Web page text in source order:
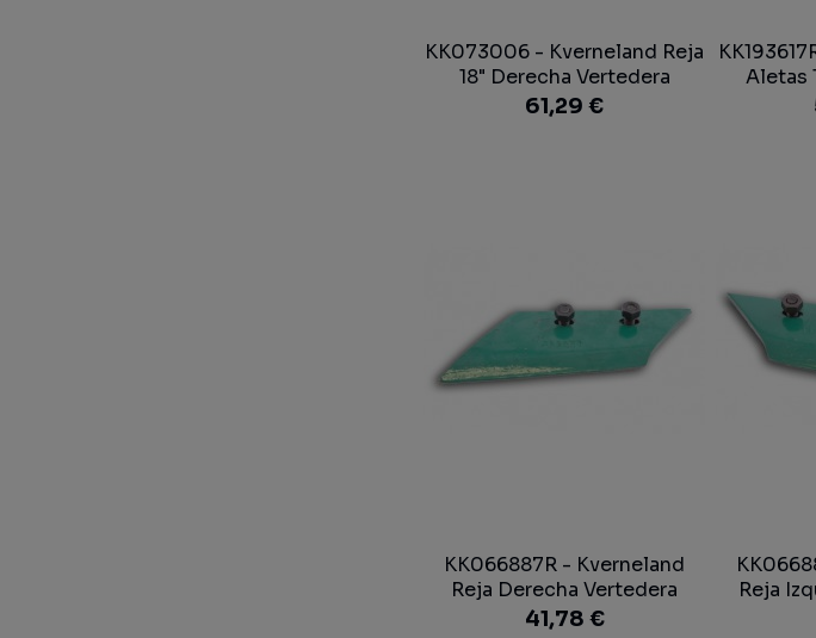
KK073006 - Kverneland Reja
18" Derecha Vertedera
61,29 €
Aletas
KK066887R - Kverneland
Reja Derecha Vertedera
41,78 €
Reja